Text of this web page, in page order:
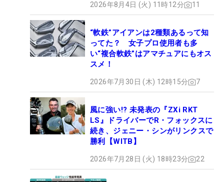
2026年8月4日 (火) 11時12分 11
“軟鉄”アイアンは2種類あるって知
ってた？ 女子プロ使用者も多
い“複合軟鉄”はアマチュアにもオス
スメ！
2026年7月30日 (木) 12時15分 7
風に強い!? 未発表の『ZXi RKT
LS』ドライバーでR・フォックスに
続き、ジェニー・シンがリンクスで
勝利【WITB】
2026年7月28日 (火) 18時23分 22